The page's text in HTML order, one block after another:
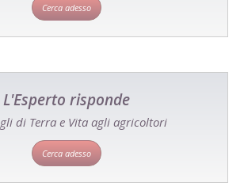
Cerca adesso
L'Esperto risponde
di Terra e Vita agli agricoltori
Cerca adesso